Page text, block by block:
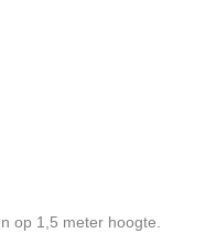
op 1,5 meter hoogte.